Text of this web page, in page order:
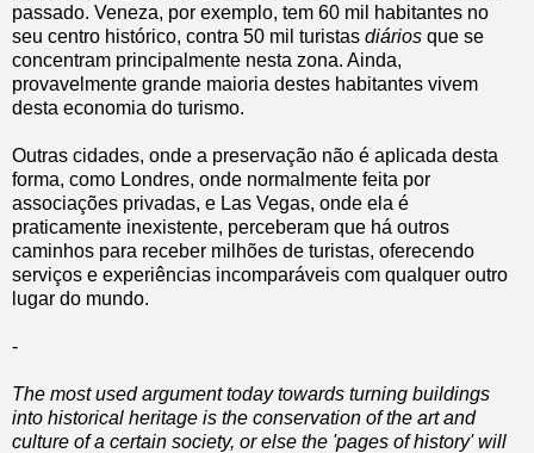
passado. Veneza, por exemplo, tem 60 mil habitantes no
seu centro histórico, contra 50 mil turistas diários que se
concentram principalmente nesta zona. Ainda,
provavelmente grande maioria destes habitantes vivem
desta economia do turismo.
Outras cidades, onde a preservação não é aplicada desta
forma, como Londres, onde normalmente feita por
associações privadas, e Las Vegas, onde ela é
praticamente inexistente, perceberam que há outros
caminhos para receber milhões de turistas, oferecendo
serviços e experiências incomparáveis com qualquer outro
lugar do mundo.
-
The most used argument today towards turning buildings
into historical heritage is the conservation of the art and
culture of a certain society, or else the 'pages of history' will